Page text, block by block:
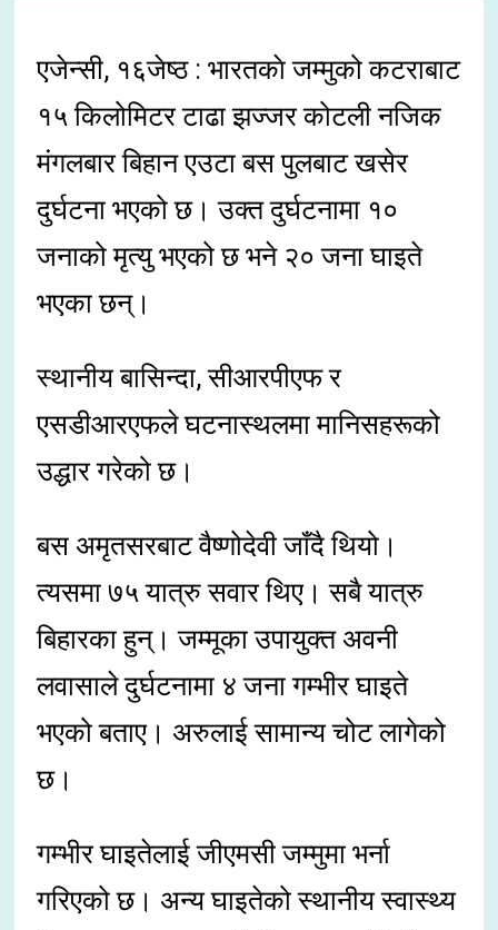
एजेन्सी, १६जेष्ठ : भारतकाे जम्मुको कटराबाट
१५ किलोमिटर टाढा झज्जर कोटली नजिक
मंगलबार बिहान एउटा बस पुलबाट खसेर
दुर्घटना भएको छ। उक्त दुर्घटनामा १०
जनाको मृत्यु भएको छ भने २० जना घाइते
भएका छन्।
स्थानीय बासिन्दा, सीआरपीएफ र
एसडीआरएफले घटनास्थलमा मानिसहरूको
उद्धार गरेको छ।
बस अमृतसरबाट वैष्णोदेवी जाँदै थियो।
त्यसमा ७५ यात्रु सवार थिए। सबै यात्रु
बिहारका हुन्। जम्मूका उपायुक्त अवनी
लवासाले दुर्घटनामा ४ जना गम्भीर घाइते
भएको बताए। अरुलाई सामान्य चोट लागेको
छ।
गम्भीर घाइतेलाई जीएमसी जम्मुमा भर्ना
गरिएको छ। अन्य घाइतेको स्थानीय स्वास्थ्य